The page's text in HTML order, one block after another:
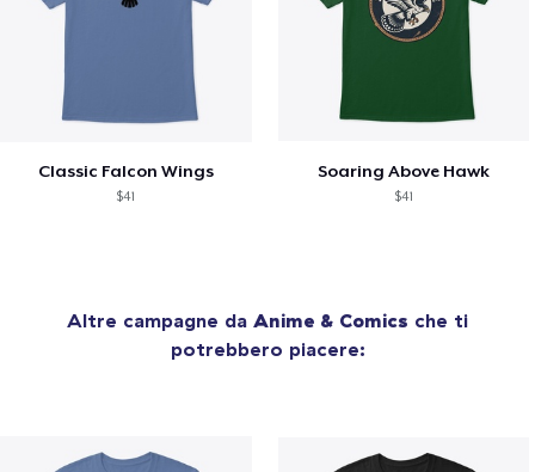
Classic Falcon Wings
$41
Soaring Above Hawk
$41
Altre campagne da Anime & Comics che ti
potrebbero piacere: